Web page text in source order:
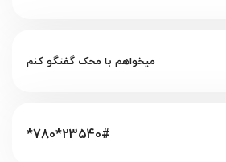
میخواهم با محک گفتگو کنم
*780*23540#